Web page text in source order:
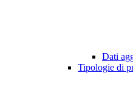
Dati
Tipologie di